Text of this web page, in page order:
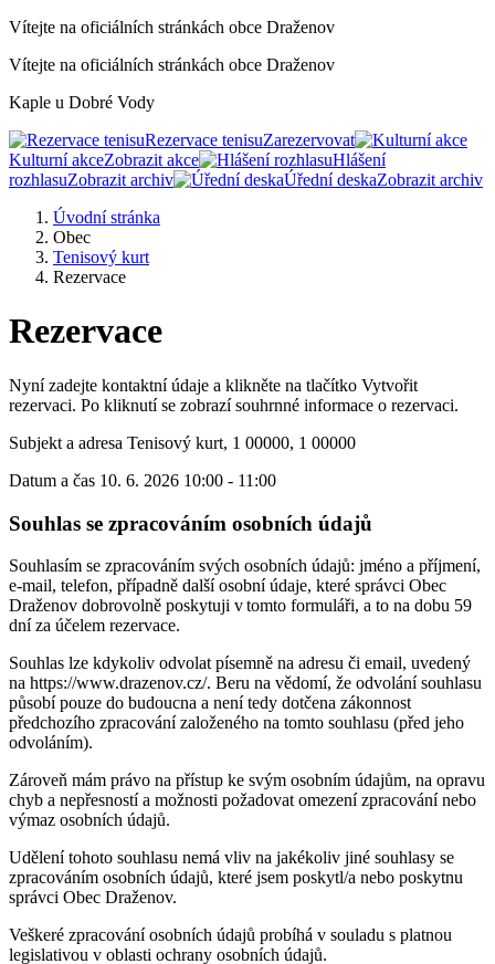
Vítejte na oficiálních stránkách obce Draženov
Vítejte na oficiálních stránkách obce Draženov
Kaple u Dobré Vody
Rezervace tenisuZarezervovat
Kulturní akceZobrazit akce
Hlášení
rozhlasuZobrazit archiv Úřední deskaZobrazit archiv
Úvodní stránka
Obec
Tenisový kurt
Rezervace
Rezervace
Nyní zadejte kontaktní údaje a klikněte na tlačítko Vytvořit
rezervaci. Po kliknutí se zobrazí souhrnné informace o rezervaci.
Subjekt a adresa Tenisový kurt, 1 00000, 1 00000
Datum a čas 10. 6. 2026 10:00 - 11:00
Souhlas se zpracováním osobních údajů
Souhlasím se zpracováním svých osobních údajů: jméno a příjmení,
e-mail, telefon, případně další osobní údaje, které správci Obec
Draženov dobrovolně poskytuji v tomto formuláři, a to na dobu 59
dní za účelem rezervace.
Souhlas lze kdykoliv odvolat písemně na adresu či email, uvedený
na https://www.drazenov.cz/. Beru na vědomí, že odvolání souhlasu
působí pouze do budoucna a není tedy dotčena zákonnost
předchozího zpracování založeného na tomto souhlasu (před jeho
odvoláním).
Zároveň mám právo na přístup ke svým osobním údajům, na opravu
chyb a nepřesností a možnosti požadovat omezení zpracování nebo
výmaz osobních údajů.
Udělení tohoto souhlasu nemá vliv na jakékoliv jiné souhlasy se
zpracováním osobních údajů, které jsem poskytl/a nebo poskytnu
správci Obec Draženov.
Veškeré zpracování osobních údajů probíhá v souladu s platnou
legislativou v oblasti ochrany osobních údajů.